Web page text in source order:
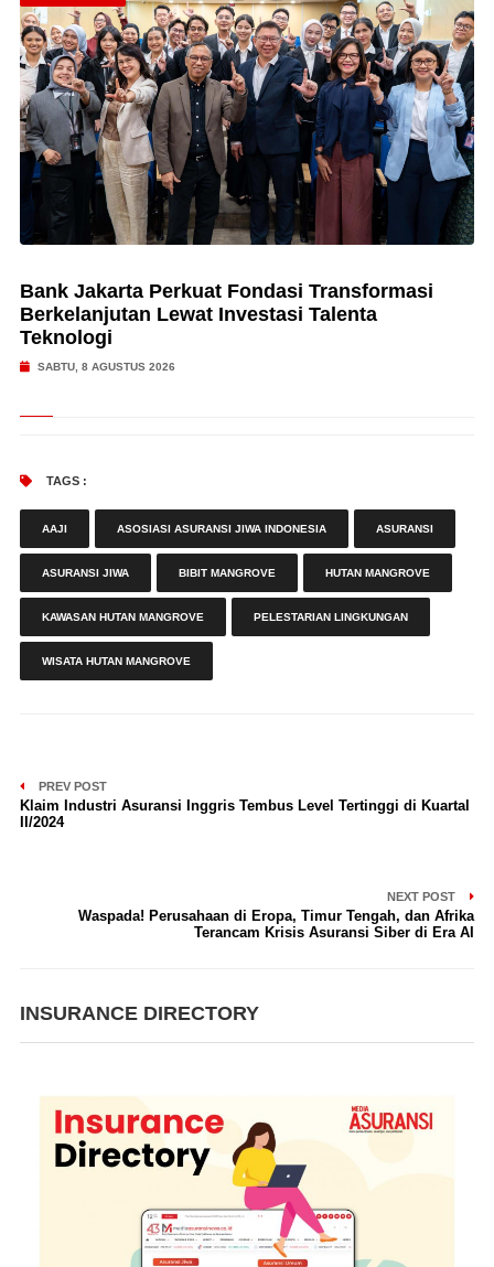
Bank Jakarta Perkuat Fondasi Transformasi
Berkelanjutan Lewat Investasi Talenta
Teknologi
SABTU, 8 AGUSTUS 2026
TAGS :
AAJI ASOSIASI ASURANSI JIWA INDONESIA ASURANSI
ASURANSI JIWA BIBIT MANGROVE HUTAN MANGROVE
KAWASAN HUTAN MANGROVE PELESTARIAN LINGKUNGAN
WISATA HUTAN MANGROVE
PREV POST
Klaim Industri Asuransi Inggris Tembus Level Tertinggi di Kuartal
II/2024
NEXT POST
Waspada! Perusahaan di Eropa, Timur Tengah, dan Afrika
Terancam Krisis Asuransi Siber di Era AI
INSURANCE DIRECTORY